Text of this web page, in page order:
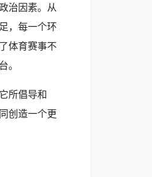
治因素。从
，每一个环
体育赛事不
。
所倡导和
创造一个更